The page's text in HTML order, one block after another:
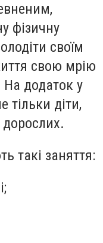
фізичну
своїм
свою мрію
На додаток у
тільки діти,
такі заняття: